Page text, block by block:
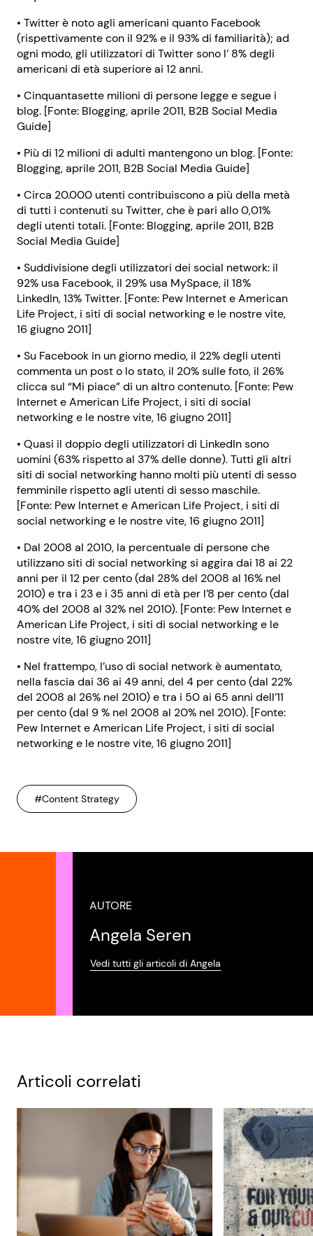
• Twitter è noto agli americani quanto Facebook
(rispettivamente con il 92% e il 93% di familiarità); ad
ogni modo, gli utilizzatori di Twitter sono l’ 8% degli
americani di età superiore ai 12 anni.
• Cinquantasette milioni di persone legge e segue i
blog. [Fonte: Blogging, aprile 2011, B2B Social Media
Guide]
• Più di 12 milioni di adulti mantengono un blog. [Fonte:
Blogging, aprile 2011, B2B Social Media Guide]
• Circa 20.000 utenti contribuiscono a più della metà
di tutti i contenuti su Twitter, che è pari allo 0,01%
degli utenti totali. [Fonte: Blogging, aprile 2011, B2B
Social Media Guide]
• Suddivisione degli utilizzatori dei social network: il
92% usa Facebook, il 29% usa MySpace, il 18%
LinkedIn, 13% Twitter. [Fonte: Pew Internet e American
Life Project, i siti di social networking e le nostre vite,
16 giugno 2011]
• Su Facebook in un giorno medio, il 22% degli utenti
commenta un post o lo stato, il 20% sulle foto, il 26%
clicca sul “Mi piace” di un altro contenuto. [Fonte: Pew
Internet e American Life Project, i siti di social
networking e le nostre vite, 16 giugno 2011]
• Quasi il doppio degli utilizzatori di LinkedIn sono
uomini (63% rispetto al 37% delle donne). Tutti gli altri
siti di social networking hanno molti più utenti di sesso
femminile rispetto agli utenti di sesso maschile.
[Fonte: Pew Internet e American Life Project, i siti di
social networking e le nostre vite, 16 giugno 2011]
• Dal 2008 al 2010, la percentuale di persone che
utilizzano siti di social networking si aggira dai 18 ai 22
anni per il 12 per cento (dal 28% del 2008 al 16% nel
2010) e tra i 23 e i 35 anni di età per l’8 per cento (dal
40% del 2008 al 32% nel 2010). [Fonte: Pew Internet e
American Life Project, i siti di social networking e le
nostre vite, 16 giugno 2011]
• Nel frattempo, l’uso di social network è aumentato,
nella fascia dai 36 ai 49 anni, del 4 per cento (dal 22%
del 2008 al 26% nel 2010) e tra i 50 ai 65 anni dell’11
per cento (dal 9 % nel 2008 al 20% nel 2010). [Fonte:
Pew Internet e American Life Project, i siti di social
networking e le nostre vite, 16 giugno 2011]
#Content Strategy
AUTORE
Angela Seren
Vedi tutti gli articoli di Angela
Articoli correlati